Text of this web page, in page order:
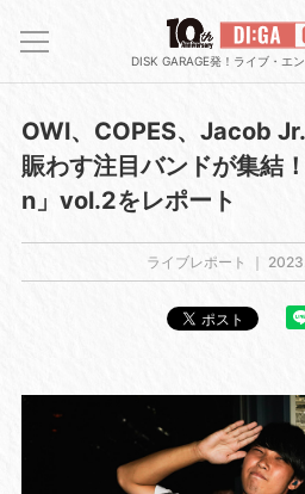
DISK GARAGE発！ライブ・エ
OWl、COPES、Jacob
賑わす注目バンドが集結
n」vol.2をレポート
ライブレポート ｜